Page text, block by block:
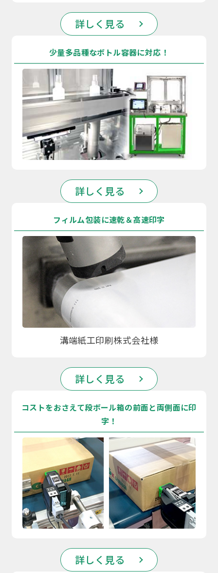
詳しく見る
少量多品種なボトル容器に対応！
詳しく見る
フィルム包装に速乾＆高速印字
溝端紙工印刷株式会社様
詳しく見る
コストをおさえて段ボール箱の前面と両側面に印
字！
詳しく見る